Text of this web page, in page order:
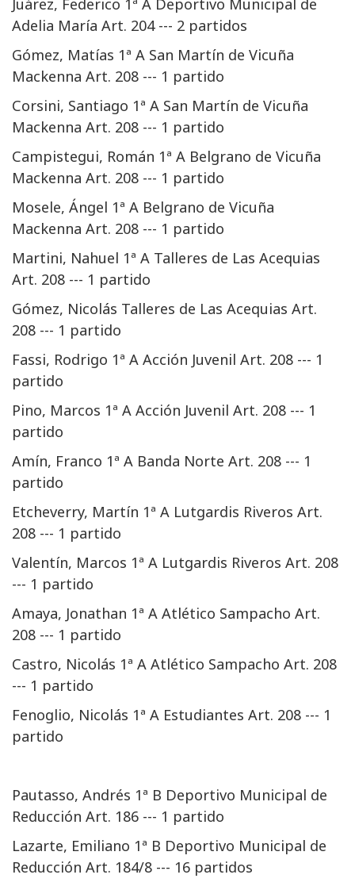
Adelia María Art. 204 --- 2 partidos
Gómez, Matías 1ª A San Martín de Vicuña
Mackenna Art. 208 --- 1 partido
Corsini, Santiago 1ª A San Martín de Vicuña
Mackenna Art. 208 --- 1 partido
Campistegui, Román 1ª A Belgrano de Vicuña
Mackenna Art. 208 --- 1 partido
Mosele, Ángel 1ª A Belgrano de Vicuña
Mackenna Art. 208 --- 1 partido
Martini, Nahuel 1ª A Talleres de Las Acequias
Art. 208 --- 1 partido
Gómez, Nicolás Talleres de Las Acequias Art.
208 --- 1 partido
Fassi, Rodrigo 1ª A Acción Juvenil Art. 208 --- 1
partido
Pino, Marcos 1ª A Acción Juvenil Art. 208 --- 1
partido
Amín, Franco 1ª A Banda Norte Art. 208 --- 1
partido
Etcheverry, Martín 1ª A Lutgardis Riveros Art.
208 --- 1 partido
Valentín, Marcos 1ª A Lutgardis Riveros Art. 208
--- 1 partido
Amaya, Jonathan 1ª A Atlético Sampacho Art.
208 --- 1 partido
Castro, Nicolás 1ª A Atlético Sampacho Art. 208
--- 1 partido
Fenoglio, Nicolás 1ª A Estudiantes Art. 208 --- 1
partido
Pautasso, Andrés 1ª B Deportivo Municipal de
Reducción Art. 186 --- 1 partido
Lazarte, Emiliano 1ª B Deportivo Municipal de
Reducción Art. 184/8 --- 16 partidos